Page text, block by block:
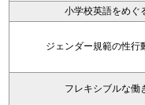
小学校英語をめぐ
ジェンダー規範の性行
フレキシブルな働